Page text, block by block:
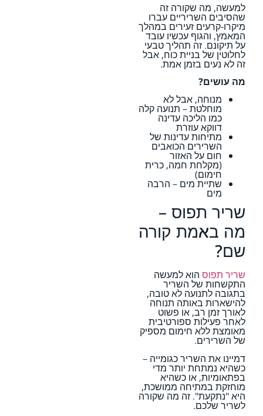
למעשה, מה שקורה זה
שהסיבים השריריים עברו
מיקרו-קרעים זעירים במהלך
המאמץ, והגוף עכשיו עובד
על תיקונם. זה תהליך טבעי
לחלוטין של בניית כוח, אבל
זה לא נעים בזמן אמת.
מה עושים?
מנוחה, אבל לא
מוחלטת – תנועה קלה
כמו הליכה עדינה
דווקא עוזרת
מתיחות עדינות של
השרירים הכואבים
חום על האזור
(מקלחת חמה, כרית
חימום)
שתיית מים – הרבה
מים
שריר תפוס –
מה באמת קורה
שם?
שריר תפוס הוא למעשה
התקשחות של השריר
בתגובה לתנועה לא טובה,
להישארות באותה תנוחה
לאורך זמן רב, או פשוט
לאחר פעילות ספורטיבית
מאומצת ללא חימום מספיק
של השרירים.
דמיינו את השריר כגומייה –
כשהיא נמתחת יותר מדי
בפתאומיות, או כשהיא
מוחזקת במתיחה ממושכת,
היא "נתקעת". זה מה שקורה
לשריר שלכם.